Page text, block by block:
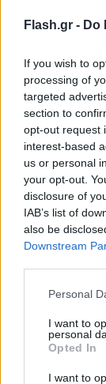
Flash.gr - Do
If you wish to
processing of
targeted
section to
opt-out request
interest-based
us or personal
your opt-out.
disclosure of
IAB’s list of
also be
Downstream
Please note
not limited to
grant or deny
use your data
consent section.
Personal
I want to
personal
Opted In
I want to
FLASH